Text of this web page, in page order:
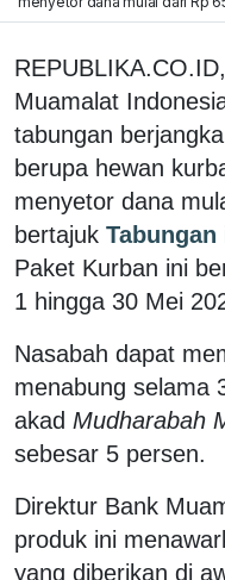
Muamalat
tabungan
berupa hewan
menyetor dana
bertajuk
Paket Kurban ini
1 hingga 30 Mei
Nasabah dapat
menabung selama
akad Mudharabah
sebesar 5 persen.
Direktur Bank
produk ini
yang diberikan di